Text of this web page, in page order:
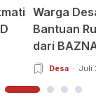
Warga
Bantuan
dari
Desa Juli